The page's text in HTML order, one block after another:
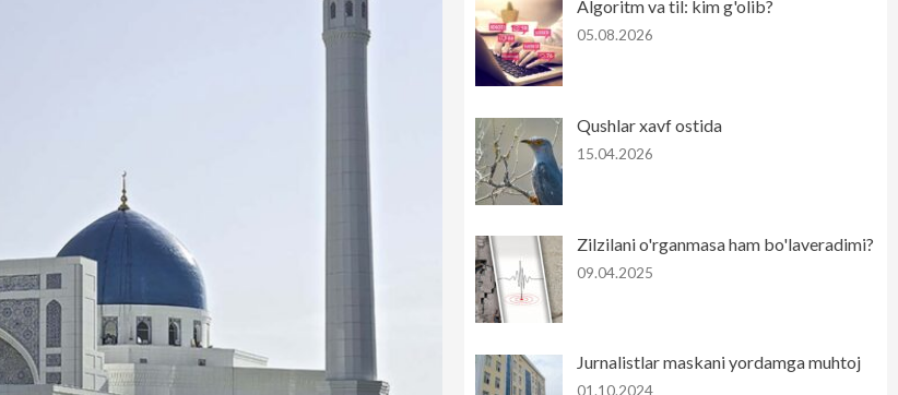
Algoritm va til: kim g'olib?
05.08.2026
Qushlar xavf ostida
15.04.2026
Zilzilani o'rganmasa ham bo'laveradimi?
09.04.2025
Jurnalistlar maskani yordamga muhtoj
01.10.2024